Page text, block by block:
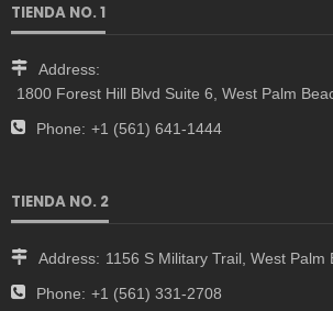
TIENDA NO. 1
Address:
1800 Forest Hill Blvd Suite 6, West Palm
Phone: +1 (561) 641-1444
TIENDA NO. 2
Address: 1156 S Military Trail, West Palm
Phone: +1 (561) 331-2708